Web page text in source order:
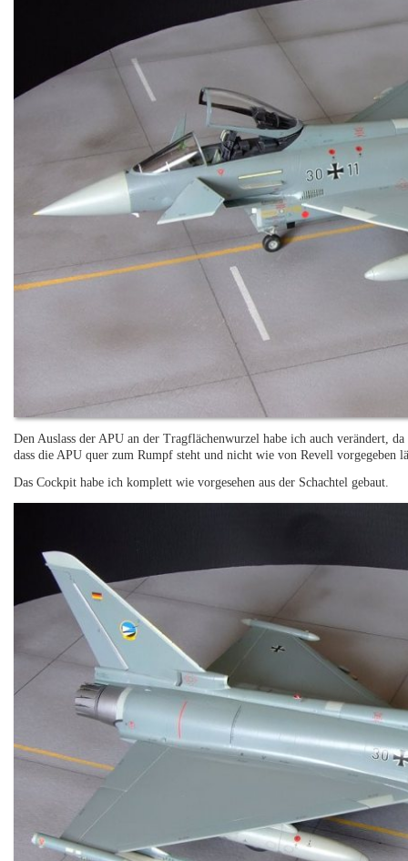
Den Auslass der APU an der Tragflächenwurzel habe ich auch verändert,
dass die APU quer zum Rumpf steht und nicht wie von Revell vorgegeben
Das Cockpit habe ich komplett wie vorgesehen aus der Schachtel gebaut.